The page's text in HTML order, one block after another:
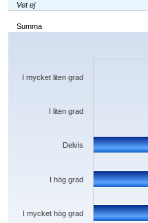
Vet ej
Summa
Chart
The chart has 1 X axis displaying
I mycket hög grad
I hög grad
Delvis
I liten grad
I mycket liten grad